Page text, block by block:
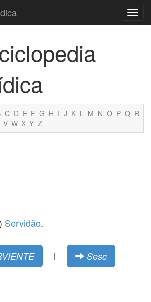
C D E F G H I J K L M N O P Q R
V W X Y Z
Servidão.
| Sesc